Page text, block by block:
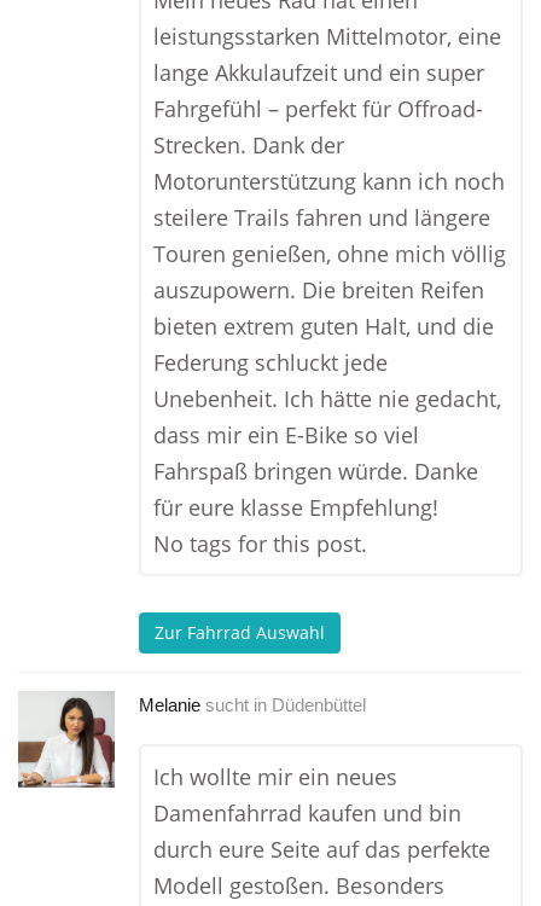
leistungsstarken Mittelmotor, eine
lange Akkulaufzeit und ein super
Fahrgefühl – perfekt für Offroad-
Strecken. Dank der
Motorunterstützung kann ich noch
steilere Trails fahren und längere
Touren genießen, ohne mich völlig
auszupowern. Die breiten Reifen
bieten extrem guten Halt, und die
Federung schluckt jede
Unebenheit. Ich hätte nie gedacht,
dass mir ein E-Bike so viel
Fahrspaß bringen würde. Danke
für eure klasse Empfehlung!
No tags for this post.
Zur Fahrrad Auswahl
Melanie sucht in Düdenbüttel
Ich wollte mir ein neues
Damenfahrrad kaufen und bin
durch eure Seite auf das perfekte
Modell gestoßen. Besonders